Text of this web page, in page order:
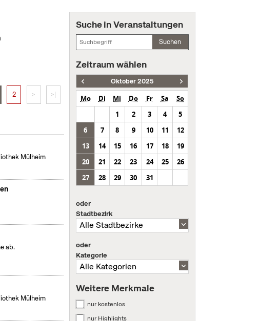
2 > >|
Mülheim
ab.
Mülheim
Suche in Veranstaltungen
Suchen
Zeitraum wählen
Oktober 2025
Mo Di Mi Do Fr Sa
So
1
2 3 4
5
6
7 8 9 10 11
12
13
14 15 16 17 18
19
20
21 22 23 24 25
26
27
28 29 30 31
oder
Stadtbezirk
oder
Kategorie
Weitere Merkmale
nur kostenlos
nur Highlights